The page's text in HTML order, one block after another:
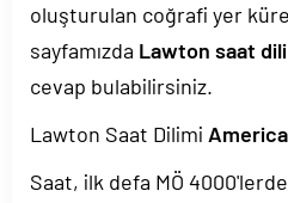
oluşturulan coğrafi yer
sayfamızda Lawton saat
cevap bulabilirsiniz.
Lawton Saat Dilimi
Saat, ilk defa MÖ 4000'lerde